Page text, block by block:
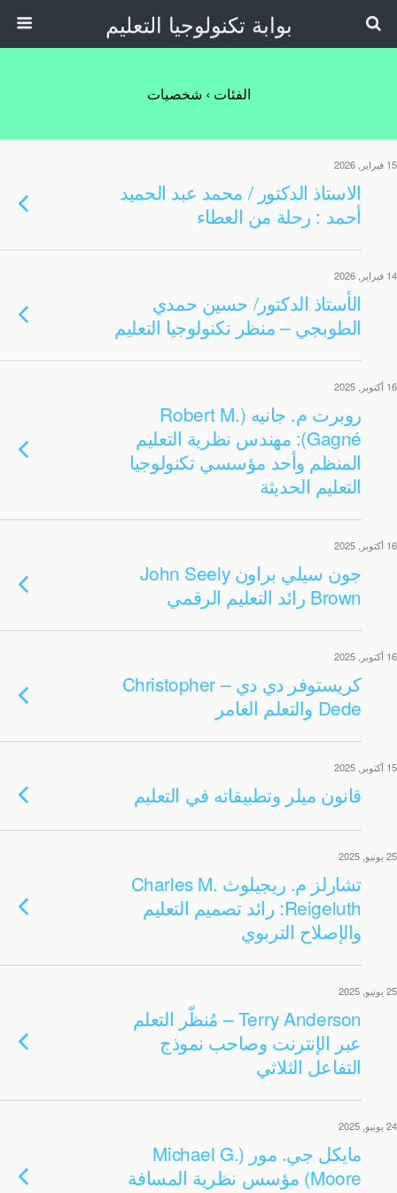
بوابة تكنولوجيا التعليم
الفئات › شخصيات
15 فبراير, 2026
الاستاذ الدكتور / محمد عبد الحميد
أحمد : رحلة من العطاء
14 فبراير, 2026
الأستاذ الدكتور/ حسين حمدي
الطوبجي – منظر تكنولوجيا التعليم
16 أكتوبر, 2025
روبرت م. جانيه (Robert M.
Gagné): مهندس نظرية التعليم
المنظم وأحد مؤسسي تكنولوجيا
التعليم الحديثة
16 أكتوبر, 2025
جون سيلي براون John Seely
Brown رائد التعليم الرقمي
16 أكتوبر, 2025
كريستوفر دي دي – Christopher
Dede والتعلم الغامر
15 أكتوبر, 2025
قانون ميلر وتطبيقاته في التعليم
25 يونيو, 2025
تشارلز م. ريجيلوث Charles M.
Reigeluth: رائد تصميم التعليم
والإصلاح التربوي
25 يونيو, 2025
Terry Anderson – مُنظّر التعلم
عبر الإنترنت وصاحب نموذج
التفاعل الثلاثي
24 يونيو, 2025
مايكل جي. مور (Michael G.
Moore) مؤسس نظرية المسافة